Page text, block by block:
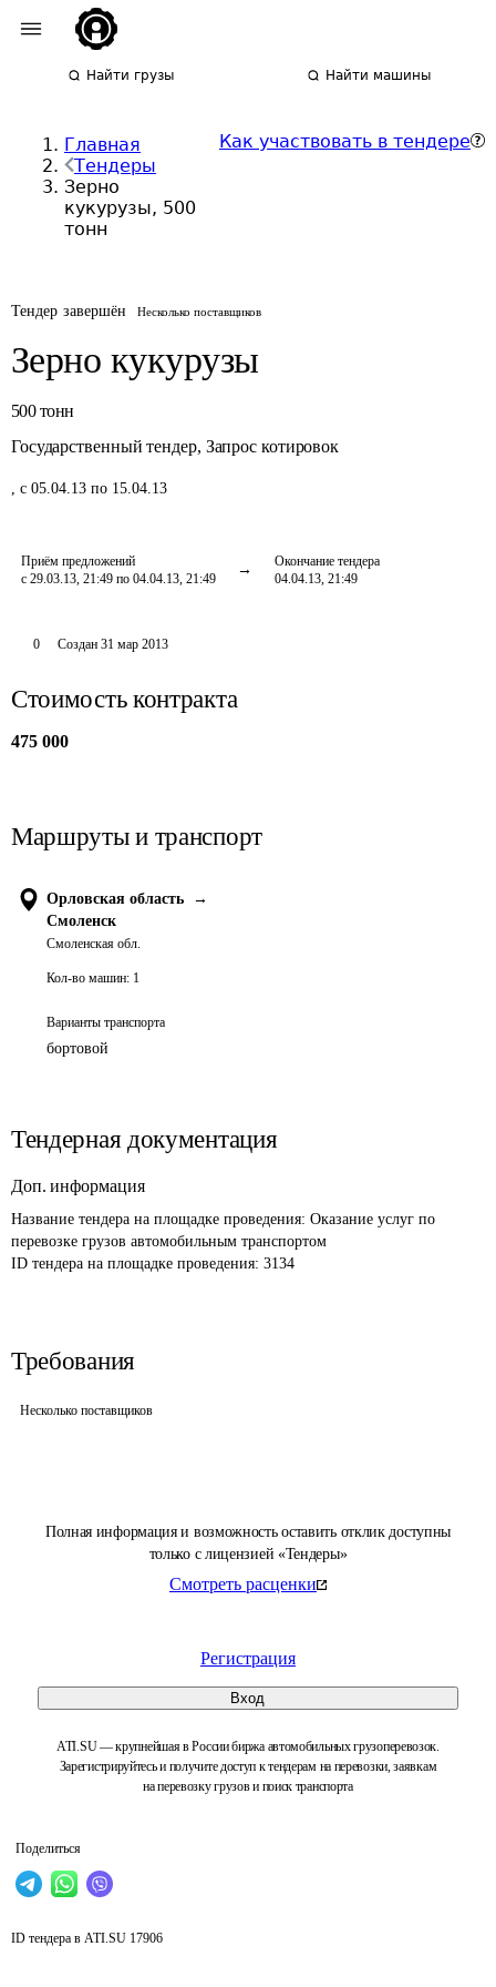
Найти грузы Найти машины
Главная
Тендеры
Зерно
кукурузы, 500
тонн
Как участвовать в тендере
Тендер завершён Несколько поставщиков
Зерно кукурузы
500 тонн
Государственный тендер, Запрос котировок
, с 05.04.13 по 15.04.13
Приём предложений
с 29.03.13, 21:49 по 04.04.13, 21:49
Окончание тендера
04.04.13, 21:49
Полная информация и возможность оставить отклик доступны
только с лицензией «Тендеры»
Смотреть расценки
Регистрация
Вход
ATI.SU — крупнейшая в России биржа автомобильных грузоперевозок.
Зарегистрируйтесь и получите доступ к тендерам на перевозки, заявкам
на перевозку грузов и поиск транспорта
Поделиться
0 Создан 31 мар 2013
Стоимость контракта
475 000
Маршруты и транспорт
Орловская область
→
Смоленск
Смоленская обл.
Кол-во машин: 1
Варианты транспорта
бортовой
Тендерная документация
Доп. информация
Название тендера на площадке проведения: Оказание услуг по
перевозке грузов автомобильным транспортом
ID тендера на площадке проведения: 3134
Требования
Несколько поставщиков
ID тендера в ATI.SU 17906